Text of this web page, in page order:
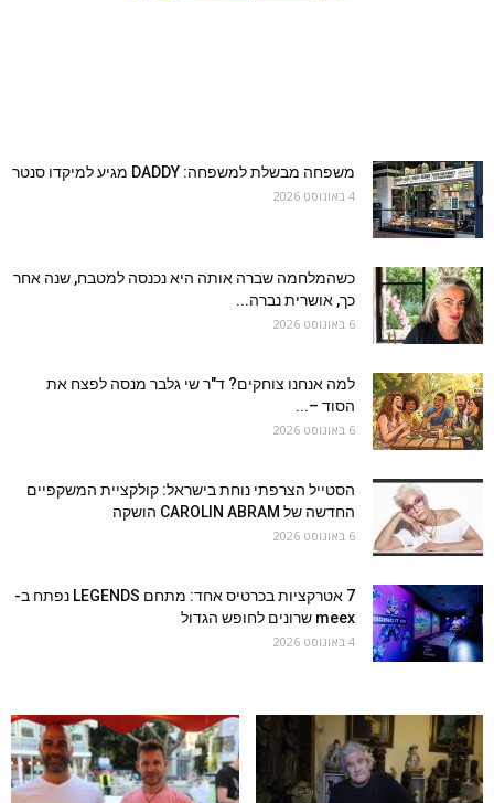
משפחה מבשלת למשפחה: DADDY מגיע למיקדו סנטר
4 באוגוסט 2026
כשהמלחמה שברה אותה היא נכנסה למטבח, שנה אחר
כך, אושרית נברה...
6 באוגוסט 2026
למה אנחנו צוחקים? ד"ר שי גלבר מנסה לפצח את
הסוד –...
6 באוגוסט 2026
הסטייל הצרפתי נוחת בישראל: קולקציית המשקפיים
החדשה של CAROLIN ABRAM הושקה
6 באוגוסט 2026
7 אטרקציות בכרטיס אחד: מתחם LEGENDS נפתח ב-
meex שרונים לחופש הגדול
4 באוגוסט 2026